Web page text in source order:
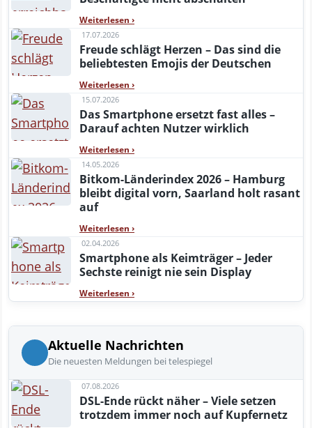
Weiterlesen ›
17.07.2026
Freude schlägt Herzen – Das sind die
beliebtesten Emojis der Deutschen
Weiterlesen ›
15.07.2026
Das Smartphone ersetzt fast alles –
Darauf achten Nutzer wirklich
Weiterlesen ›
14.05.2026
Bitkom-Länderindex 2026 – Hamburg
bleibt digital vorn, Saarland holt rasant
auf
Weiterlesen ›
02.04.2026
Smartphone als Keimträger – Jeder
Sechste reinigt nie sein Display
Weiterlesen ›
Aktuelle Nachrichten
Die neuesten Meldungen bei telespiegel
07.08.2026
DSL-Ende rückt näher – Viele setzen
trotzdem immer noch auf Kupfernetz